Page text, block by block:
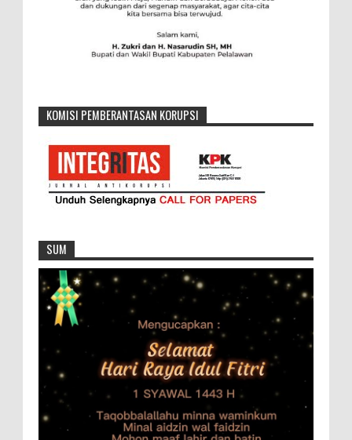
KOMISI PEMBERANTASAN KORUPSI
SUM